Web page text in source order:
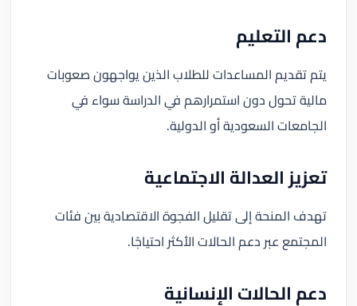
دعم التعليم
يتم تقديم المساعدات للطلاب الذين يواجهون صعوبات
مالية تحول دون استمرارهم في الدراسة سواء في
الجامعات السعودية أو الدولية.
تعزيز العدالة الاجتماعية
تهدف المنحة إلى تقليل الفجوة الاقتصادية بين فئات
المجتمع عبر دعم الحالات الأكثر احتياجًا.
دعم الحالات الإنسانية